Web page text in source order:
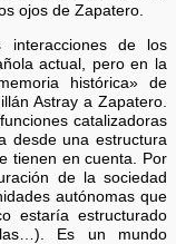
ojos de Zapatero.
de los
actual, pero en la
histórica» de
Astray a Zapatero.
catalizadoras
desde una estructura
tienen en cuenta. Por
de la sociedad
autónomas que
estaría estructurado
Es un mundo